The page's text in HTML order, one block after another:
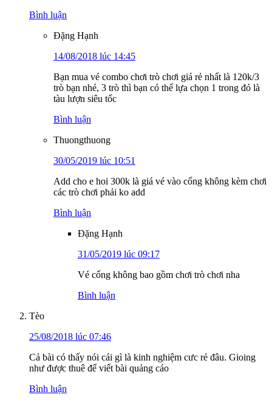
Bình luận
Đặng Hạnh
14/08/2018 lúc 14:45
Bạn mua vé combo chơi trò chơi giá rẻ nhất là 120k/3
trò bạn nhé, 3 trò thì bạn có thể lựa chọn 1 trong đó là
tàu lượn siêu tốc
Bình luận
Thuongthuong
30/05/2019 lúc 10:51
Add cho e hoi 300k là giá vé vào cổng không kèm chơi
các trò chơi phải ko add
Bình luận
Đặng Hạnh
31/05/2019 lúc 09:17
Vé cổng không bao gồm chơi trò chơi nha
Bình luận
Tèo
25/08/2018 lúc 07:46
Cả bài có thấy nói cái gì là kinh nghiệm cưc rẻ đâu. Gioing
như được thuê để viết bài quảng cáo
Bình luận